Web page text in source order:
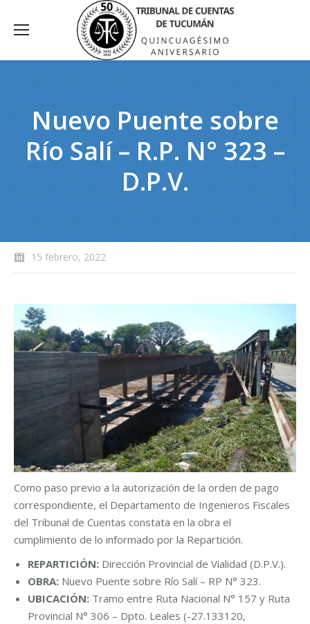
Nuevo Puente sobre
Río Salí – R.P. N° 323 –
D.P.V.
15 febrero, 2022
Como paso previo a la autorización de la orden de pago
correspondiente, el Departamento de Ingenieros Fiscales
del Tribunal de Cuentas constata en la obra el
cumplimiento de lo informado por la Repartición.
REPARTICIÓN: Dirección Provincial de Vialidad (D.P.V.).
OBRA: Nuevo Puente sobre Río Salí – RP N° 323.
UBICACIÓN: Tramo entre Ruta Nacional N° 157 y Ruta
Provincial N° 306 – Dpto. Leales (-27.133120,